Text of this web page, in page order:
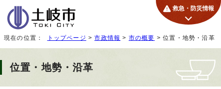
救急・防災情報
現在の位置： トップページ >市政情報 > 市の概要 > 位置・地勢・沿革
位置・地勢・沿革